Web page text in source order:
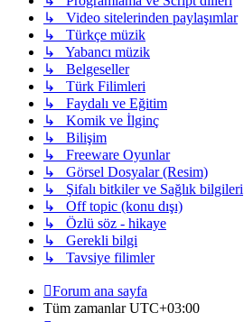
↳ Video sitelerinden paylaşımlar
↳ Türkçe müzik
↳ Yabancı müzik
↳ Belgeseller
↳ Türk Filimleri
↳ Faydalı ve Eğitim
↳ Komik ve İlginç
↳ Bilişim
↳ Freeware Oyunlar
↳ Görsel Dosyalar (Resim)
↳ Şifalı bitkiler ve Sağlık bilgileri
↳ Off topic (konu dışı)
↳ Özlü söz - hikaye
↳ Gerekli bilgi
↳ Tavsiye filimler
Forum ana sayfa
Tüm zamanlarUTC+03:00